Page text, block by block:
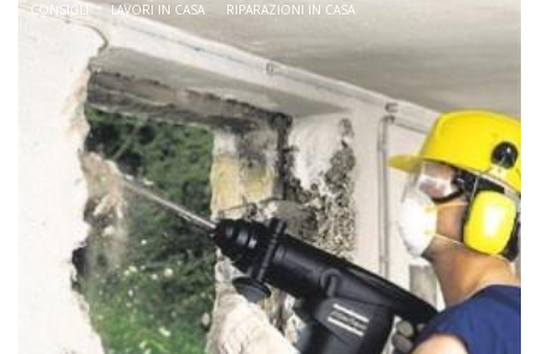
CONSIGLI LAVORI IN CASA RIPARAZIONI IN CASA